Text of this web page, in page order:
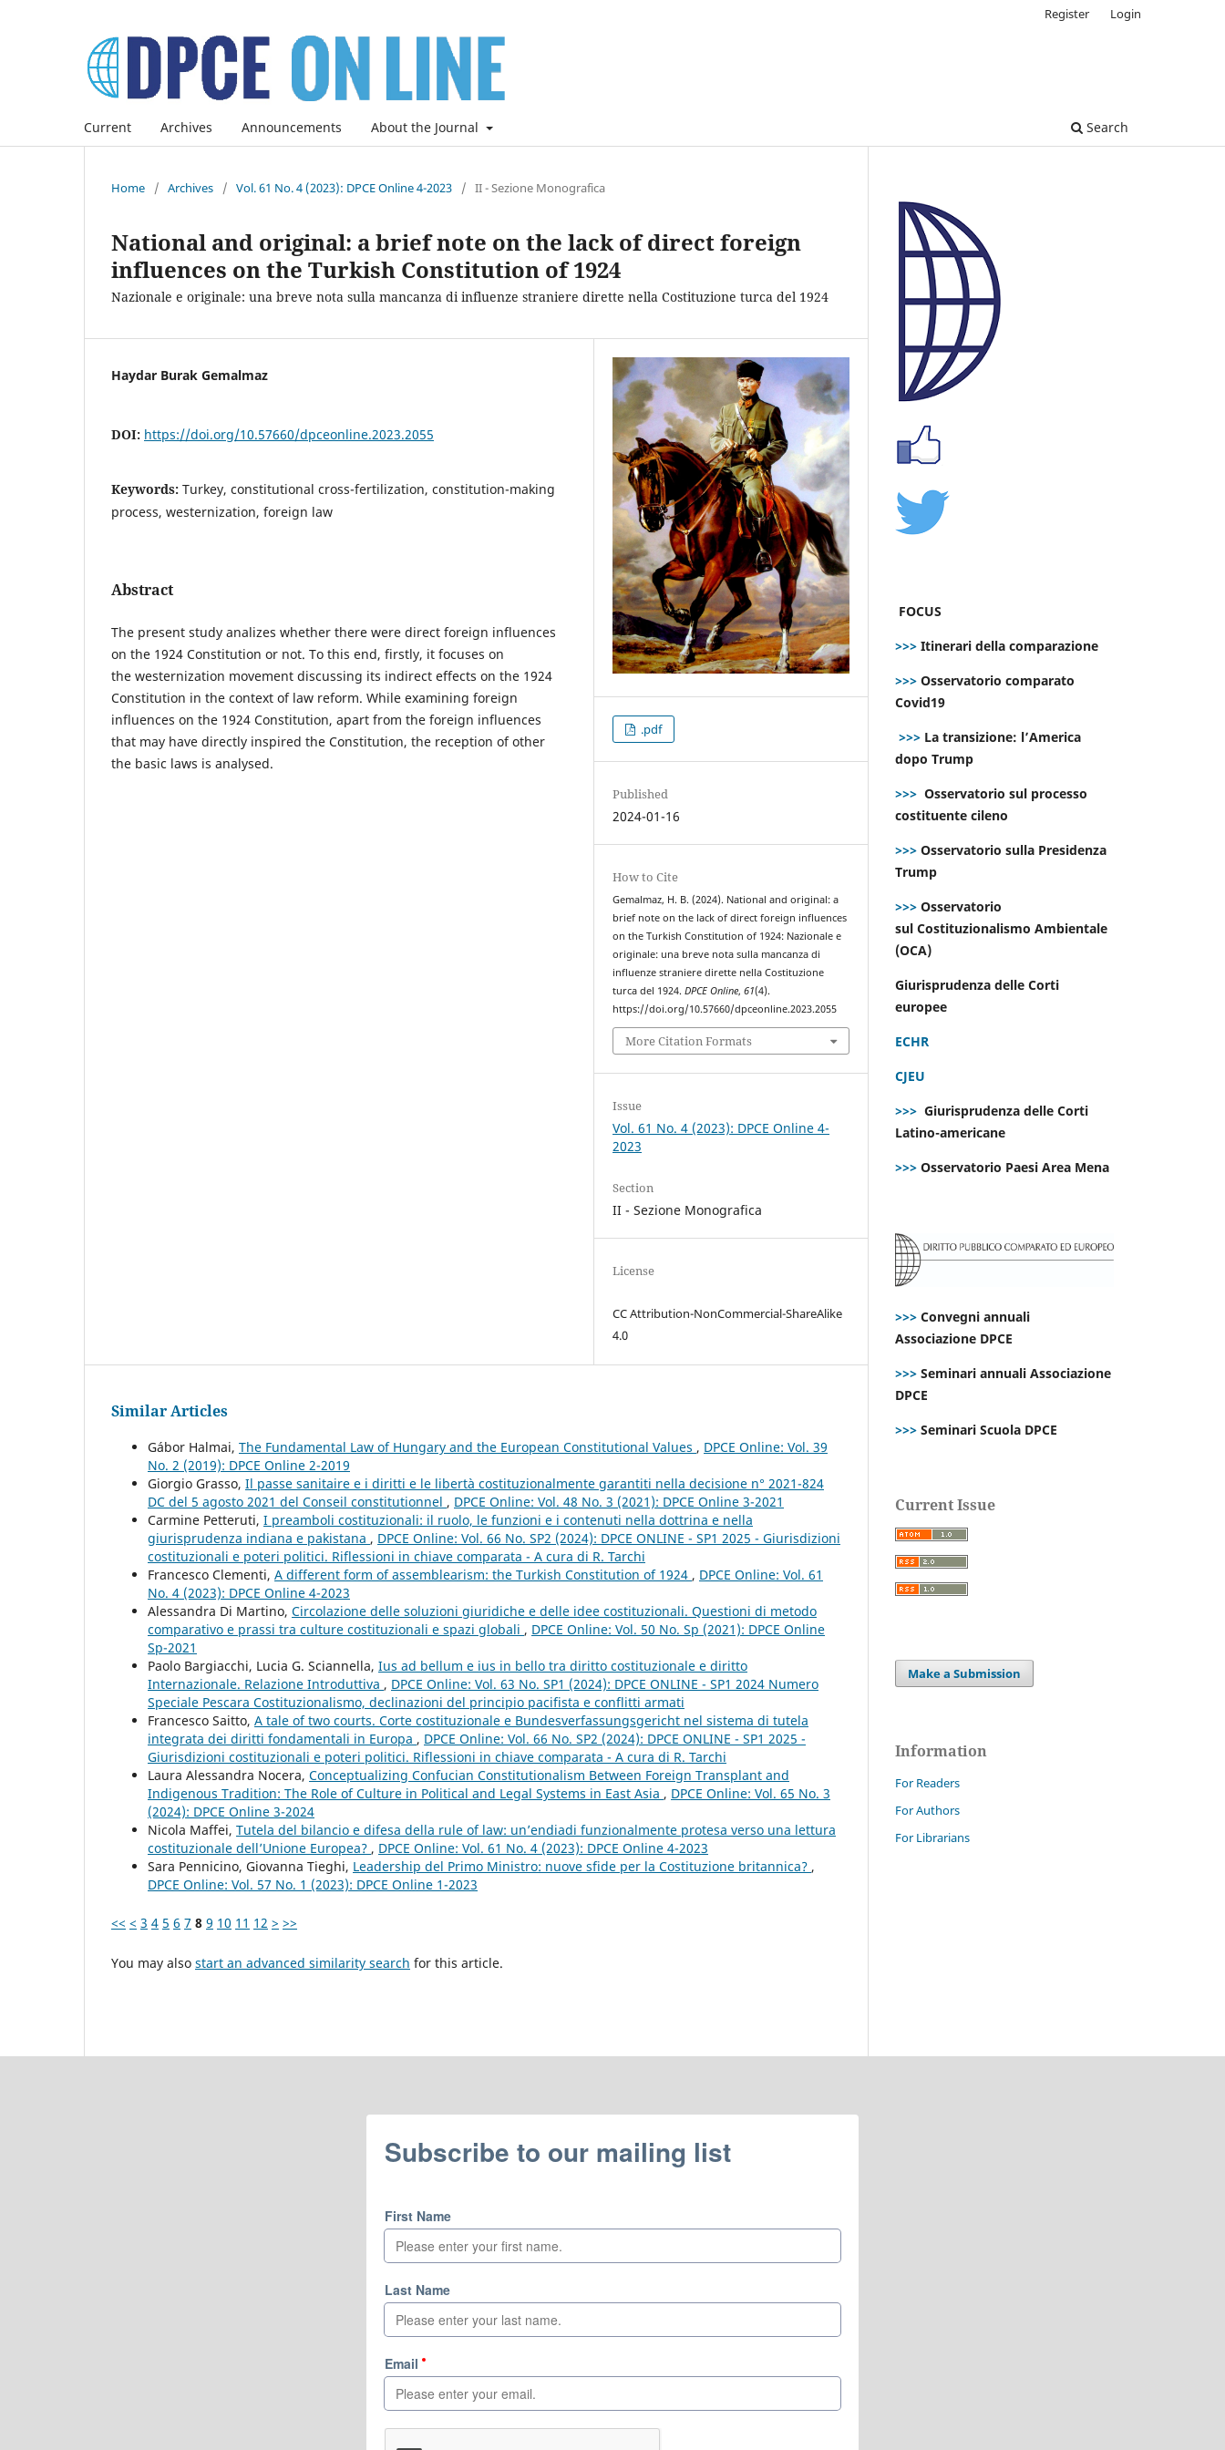
Current Archives Announcements About the Journal Search
Register Login
Home / Archives / Vol. 61 No. 4 (2023): DPCE Online 4-2023 / II - Sezione Monografica
National and original: a brief note on the lack of direct foreign
influences on the Turkish Constitution of 1924
Nazionale e originale: una breve nota sulla mancanza di influenze straniere dirette nella Costituzione turca del 1924
Haydar Burak Gemalmaz
DOI: https://doi.org/10.57660/dpceonline.2023.2055
Keywords: Turkey, constitutional cross-fertilization, constitution-making
process, westernization, foreign law
Abstract
The present study analizes whether there were direct foreign influences
on the 1924 Constitution or not. To this end, firstly, it focuses on
the westernization movement discussing its indirect effects on the 1924
Constitution in the context of law reform. While examining foreign
influences on the 1924 Constitution, apart from the foreign influences
that may have directly inspired the Constitution, the reception of other
the basic laws is analysed.
.pdf
Published
2024-01-16
How to Cite
Gemalmaz, H. B. (2024). National and original: a
brief note on the lack of direct foreign influences
on the Turkish Constitution of 1924: Nazionale e
originale: una breve nota sulla mancanza di
influenze straniere dirette nella Costituzione
turca del 1924.DPCE Online,61(4).
https://doi.org/10.57660/dpceonline.2023.2055
More Citation Formats
Issue
Vol. 61 No. 4 (2023): DPCE Online 4-
2023
Section
II - Sezione Monografica
License
CC Attribution-NonCommercial-ShareAlike
4.0
Similar Articles
Gábor Halmai, The Fundamental Law of Hungary and the European Constitutional Values , DPCE Online: Vol. 39
No. 2 (2019): DPCE Online 2-2019
Giorgio Grasso, Il passe sanitaire e i diritti e le libertà costituzionalmente garantiti nella decisione n° 2021-824
DC del 5 agosto 2021 del Conseil constitutionnel , DPCE Online: Vol. 48 No. 3 (2021): DPCE Online 3-2021
Carmine Petteruti, I preamboli costituzionali: il ruolo, le funzioni e i contenuti nella dottrina e nella
giurisprudenza indiana e pakistana , DPCE Online: Vol. 66 No. SP2 (2024): DPCE ONLINE - SP1 2025 - Giurisdizioni
costituzionali e poteri politici. Riflessioni in chiave comparata - A cura di R. Tarchi
Francesco Clementi, A different form of assemblearism: the Turkish Constitution of 1924 , DPCE Online: Vol. 61
No. 4 (2023): DPCE Online 4-2023
Alessandra Di Martino, Circolazione delle soluzioni giuridiche e delle idee costituzionali. Questioni di metodo
comparativo e prassi tra culture costituzionali e spazi globali , DPCE Online: Vol. 50 No. Sp (2021): DPCE Online
Sp-2021
Paolo Bargiacchi, Lucia G. Sciannella, Ius ad bellum e ius in bello tra diritto costituzionale e diritto
Internazionale. Relazione Introduttiva , DPCE Online: Vol. 63 No. SP1 (2024): DPCE ONLINE - SP1 2024 Numero
Speciale Pescara Costituzionalismo, declinazioni del principio pacifista e conflitti armati
Francesco Saitto, A tale of two courts. Corte costituzionale e Bundesverfassungsgericht nel sistema di tutela
integrata dei diritti fondamentali in Europa , DPCE Online: Vol. 66 No. SP2 (2024): DPCE ONLINE - SP1 2025 -
Giurisdizioni costituzionali e poteri politici. Riflessioni in chiave comparata - A cura di R. Tarchi
Laura Alessandra Nocera, Conceptualizing Confucian Constitutionalism Between Foreign Transplant and
Indigenous Tradition: The Role of Culture in Political and Legal Systems in East Asia , DPCE Online: Vol. 65 No. 3
(2024): DPCE Online 3-2024
Nicola Maffei, Tutela del bilancio e difesa della rule of law: un’endiadi funzionalmente protesa verso una lettura
costituzionale dell’Unione Europea? , DPCE Online: Vol. 61 No. 4 (2023): DPCE Online 4-2023
Sara Pennicino, Giovanna Tieghi, Leadership del Primo Ministro: nuove sfide per la Costituzione britannica? ,
DPCE Online: Vol. 57 No. 1 (2023): DPCE Online 1-2023
<< < 3 4 5 6 7 8 9 10 11 12 > >>
You may also start an advanced similarity search for this article.
FOCUS
>>> Itinerari della comparazione
>>> Osservatorio comparato
Covid19
>>> La transizione: l’America
dopo Trump
>>> Osservatorio sul processo
costituente cileno
>>> Osservatorio sulla Presidenza
Trump
>>> Osservatorio
sul Costituzionalismo Ambientale
(OCA)
Giurisprudenza delle Corti
europee
ECHR
CJEU
>>> Giurisprudenza delle Corti
Latino-americane
>>> Osservatorio Paesi Area Mena
>>> Convegni annuali
Associazione DPCE
>>> Seminari annuali Associazione
DPCE
>>> Seminari Scuola DPCE
Current Issue
Make a Submission
Information
For Readers
For Authors
For Librarians